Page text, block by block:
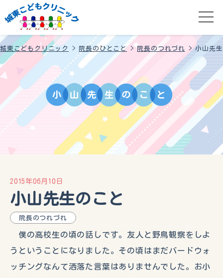
城東こどもクリニック > 院長のひとこと>院長のつれづれ >小山先
小 山 先 生 の こ と
2015年06月10日
小山先生のこと
院長のつれづれ
僕の高校生の頃の話しです。友人と野鳥観察をしよ
うということになりました。その頃はまだバードウォ
ッチングなんて洒落た言葉はありませんでした。お小